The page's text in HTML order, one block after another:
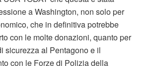
a Washington, non solo per
che in definitiva potrebbe
con le molte donazioni, quanto per
sicurezza al Pentagono e il
con le Forze di Polizia della